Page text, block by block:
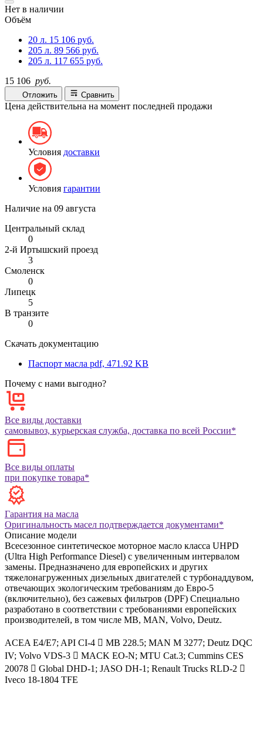
Нет в наличии
Объём
20 л. 15 106 руб.
205 л. 89 566 руб.
205 л. 117 655 руб.
15 106 руб.
Отложить Сравнить
Цена действительна на момент последней продажи
Условия доставки
Условия гарантии
Наличие на 09 августа
Центральный склад
0
2-й Иртышский проезд
3
Смоленск
0
Липецк
5
В транзите
0
Скачать документацию
Паспорт масла pdf, 471.92 KB
Почему с нами выгодно?
Все виды доставки
самовывоз, курьерская служба, доставка по всей России*
Все виды оплаты
при покупке товара*
Гарантия на масла
Оригинальность масел подтверждается документами*
Описание модели
Всесезонное синтетическое моторное масло класса UHPD
(Ultra High Performance Diesel) с увеличенным интервалом
замены. Предназначено для европейских и других
тяжелонагруженных дизельных двигателей с турбонаддувом,
отвечающих экологическим требованиям до Евро-5
(включительно), без сажевых фильтров (DPF) Специально
разработано в соответствии с требованиями европейских
производителей, в том числе MB, MAN, Volvo, Deutz.
ACEA E4/E7; API CI-4  MB 228.5; MAN M 3277; Deutz DQC
IV; Volvo VDS-3  MACK EO-N; MTU Cat.3; Cummins CES
20078  Global DHD-1; JASO DH-1; Renault Trucks RLD-2 
Iveco 18-1804 TFE